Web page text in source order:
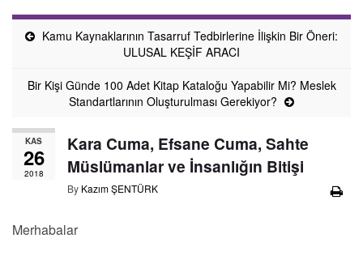
Kamu Kaynaklarının Tasarruf Tedbirlerine İlişkin Bir Öneri:
ULUSAL KEŞİF ARACI
Bir Kişi Günde 100 Adet Kitap Kataloğu Yapabilir Mi? Meslek
Standartlarının Oluşturulması Gerekiyor?
KAS
26
2018
Kara Cuma, Efsane Cuma, Sahte
Müslümanlar ve İnsanlığın Bitişi
By Kazım ŞENTÜRK
Merhabalar